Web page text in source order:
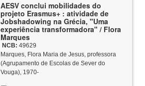
AESV conclui mobilidades do
projeto Erasmus+ : atividade de
Jobshadowing na Grécia, "Uma
experiência transformadora" / Flora
Marques
NCB: 49629
Marques, Flora Maria de Jesus, professora
(Agrupamento de Escolas de Sever do
Vouga), 1970-